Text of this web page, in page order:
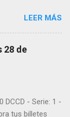
- En Twitter:
balotas
loterías
sorteo,
LEER MÁS
28 de
DCCD - Serie: 1 -
tus billetes